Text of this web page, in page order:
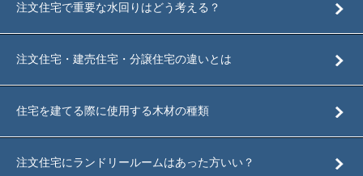
注文住宅で重要な水回りはどう考える？
注文住宅・建売住宅・分譲住宅の違いとは
住宅を建てる際に使用する木材の種類
注文住宅にランドリールームはあった方いい？